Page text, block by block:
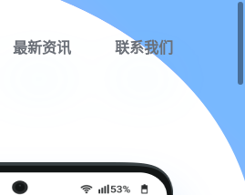
最新资讯 联系我们